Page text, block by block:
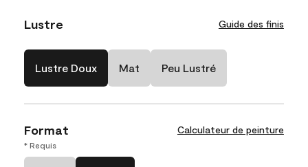
Lustre Guide des finis
Lustre Doux Mat Peu Lustré
Format Calculateur de peinture
* Requis